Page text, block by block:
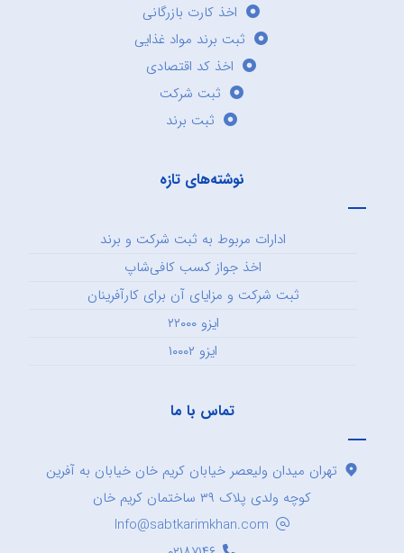
اخذ کارت بازرگانی
ثبت برند مواد غذایی
اخذ کد اقتصادی
ثبت شرکت
ثبت برند
نوشته‌های تازه
ادارات مربوط به ثبت شرکت و برند
اخذ جواز کسب کافی‌شاپ
ثبت شرکت و مزایای آن برای کارآفرینان
ایزو ۲۲۰۰۰
ایزو ۱۰۰۰۲
تماس با ما
تهران میدان ولیعصر خیابان کریم خان خیابان به آفرین
کوچه ولدی پلاک ۳۹ ساختمان کریم خان
Info@sabtkarimkhan.com